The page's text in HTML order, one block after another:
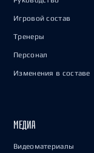
Игровой состав
Тренеры
Персонал
Изменения в составе
МЕДИА
Видеоматериалы